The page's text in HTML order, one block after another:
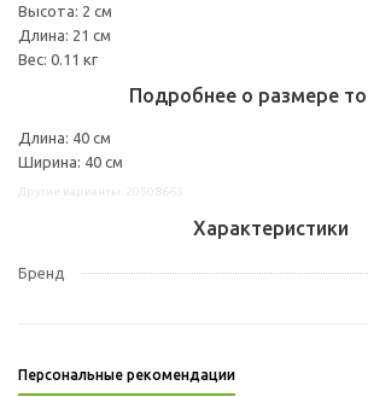
Высота: 2 см
Длина: 21 см
Вес: 0.11 кг
Подробнее о размере
Длина: 40 см
Ширина: 40 см
Характеристики
Бренд
Персональные рекомендации